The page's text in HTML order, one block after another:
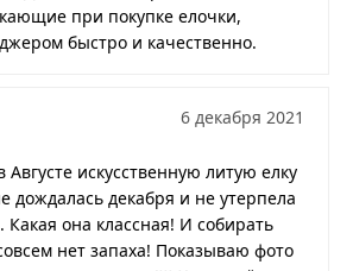
при покупке елочки,
быстро и качественно.
6 декабря 2021
Августе искусственную литую елку
дождалась декабря и не утерпела
Какая она классная! И собирать
нет запаха! Показываю фото